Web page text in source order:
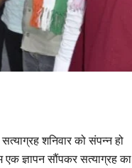
शनिवार को संपन्न हो
ज्ञापन सौंपकर सत्याग्रह का